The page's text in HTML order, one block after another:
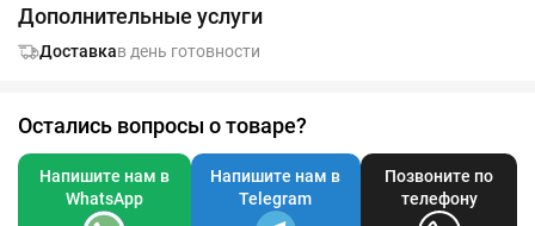
Ice melts... Whisky Rocks.В наборе: 2 бокала для виски (хайбол,
мешочек для удобного хранения камней, подарочная коробка.
Дополнительные услуги
Доставкав день готовности
Остались вопросы о товаре?
Напишите нам в
WhatsApp
Напишите нам в
Telegram
Позвоните по
телефону